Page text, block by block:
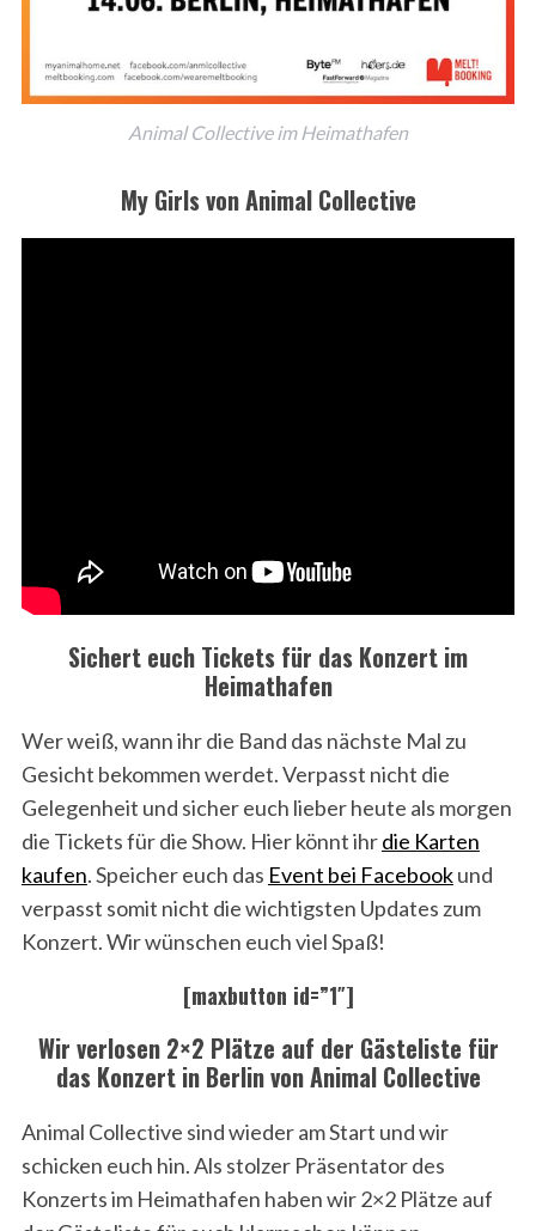
Animal Collective im Heimathafen
My Girls von Animal Collective
Sichert euch Tickets für das Konzert im
Heimathafen
Wer weiß, wann ihr die Band das nächste Mal zu
Gesicht bekommen werdet. Verpasst nicht die
Gelegenheit und sicher euch lieber heute als morgen
die Tickets für die Show. Hier könnt ihrdie Karten
kaufen. Speicher euch das Event bei Facebookund
verpasst somit nicht die wichtigsten Updates zum
Konzert. Wir wünschen euch viel Spaß!
[maxbutton id=”1″]
Wir verlosen 2×2 Plätze auf der Gästeliste für
das Konzert in Berlin von Animal Collective
Animal Collective sind wieder am Start und wir
schicken euch hin. Als stolzer Präsentator des
Konzerts im Heimathafen haben wir 2×2 Plätze auf